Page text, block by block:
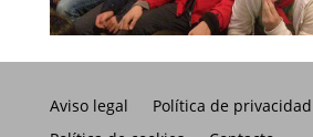
Aviso legal
Política de privacidad